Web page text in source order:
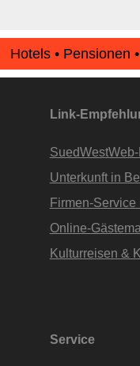
Hotels • Pensionen
Apartments •
Link-
Unterkunft in
Firmen-Service
Online-
Kulturreisen &
Service